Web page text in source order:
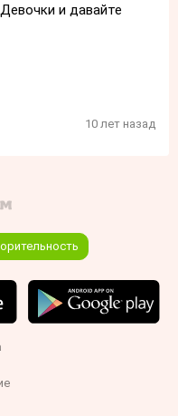
и давайте
10 лет назад